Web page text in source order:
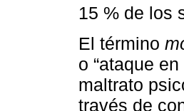
15 % de los
El término
o “ataque
maltrato
través de